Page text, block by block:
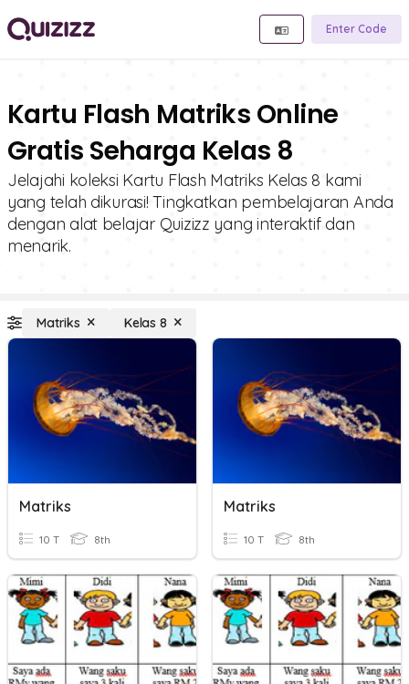
Enter Code
Kartu Flash Matriks Online
Gratis Seharga Kelas 8
Jelajahi koleksi Kartu Flash Matriks Kelas 8 kami
yang telah dikurasi! Tingkatkan pembelajaran Anda
dengan alat belajar Quizizz yang interaktif dan
menarik.
Matriks Kelas 8
Matriks
10 T 8th
Matriks
10 T 8th